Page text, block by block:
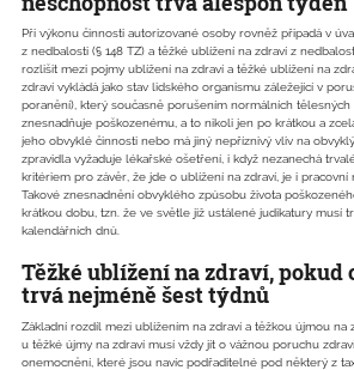
Při výkonu činnosti autorizované osoby rovněž připadá v
z nedbalosti (§ 148 TZ) a těžké ublížení na zdraví z
rozlišit mezi pojmy ublížení na zdraví a těžké ublížení na
zdraví vykládá jako stav lidského organismu záležející v
poranění), který současně porušením normálních
znesnadňuje poškozenému, a to nikoli jen po krátkou a
jeho obvyklé činnosti nebo má jiný nepříznivý vliv na
zpravidla vyžaduje lékařské ošetření, i když nezanechá
kritériem pro závěr, že jde o ublížení na zdraví, je i
Takové znesnadnění obvyklého způsobu života
krátkou dobu, tzn. že ve světle již ustálené judikatury musí
kalendářních dnů.
Těžké ublížení na zdraví, pokud
trvá nejméně šest týdnů
Základní rozdíl mezi ublížením na zdraví a těžkou újmou na
u těžké újmy na zdraví musí vždy jít o vážnou poruchu
onemocnění, které jsou navíc podřaditelné pod některý z